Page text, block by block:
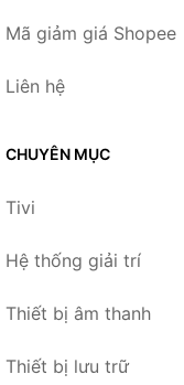
Mã giảm giá Shopee
Liên hệ
CHUYÊN MỤC
Tivi
Hệ thống giải trí
Thiết bị âm thanh
Thiết bị lưu trữ